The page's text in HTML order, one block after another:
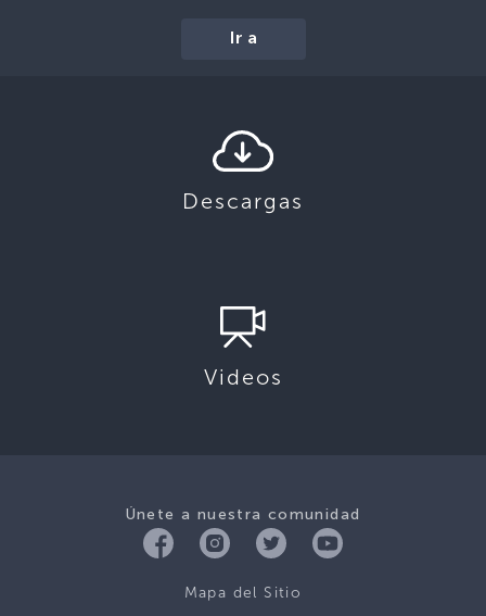
Ir a
Descargas
Videos
Únete a nuestra comunidad
Mapa del Sitio